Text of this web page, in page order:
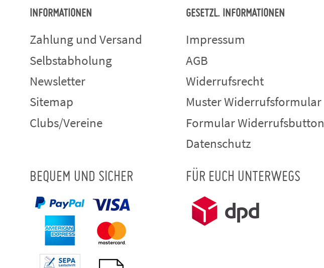
INFORMATIONEN
Zahlung und Versand
Selbstabholung
Newsletter
Sitemap
Clubs/Vereine
GESETZL. INFORMATIONEN
Impressum
AGB
Widerrufsrecht
Muster Widerrufsformular
Formular Widerrufsbutton
Datenschutz
BEQUEM UND SICHER FÜR EUCH UNTERWEGS